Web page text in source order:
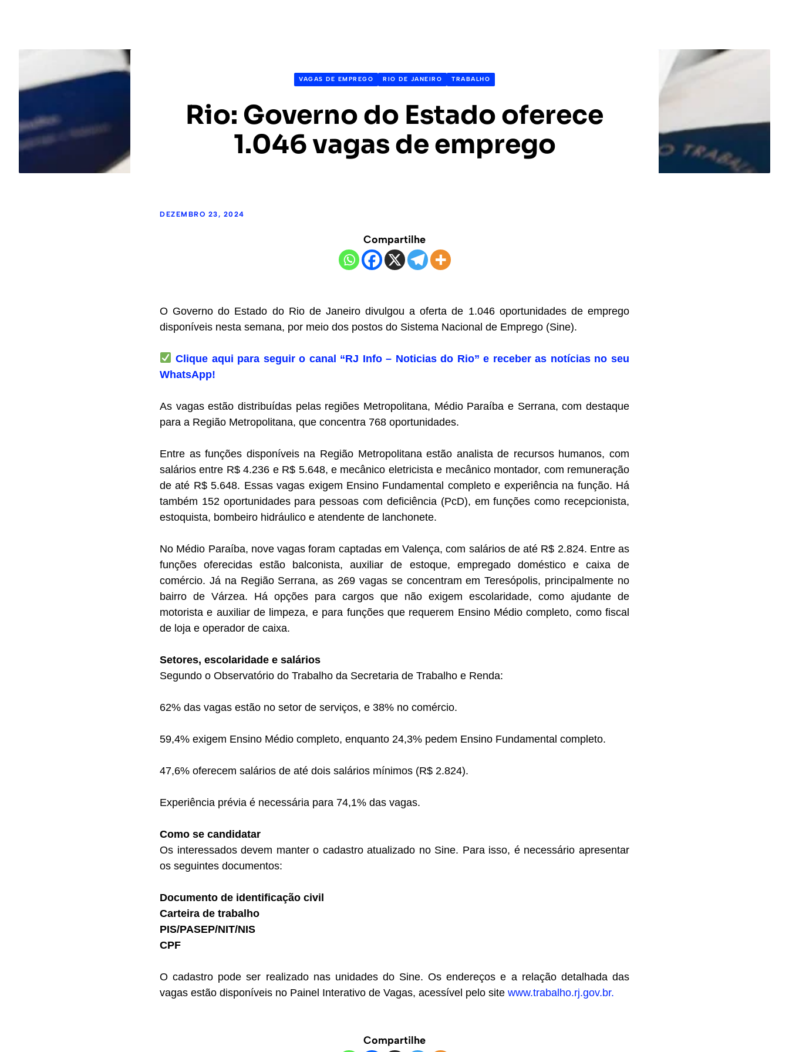
VAGAS DE EMPREGO RIO DE JANEIRO TRABALHO
Rio: Governo do Estado oferece
1.046 vagas de emprego
DEZEMBRO 23, 2024
Compartilhe
O Governo do Estado do Rio de Janeiro divulgou a oferta de 1.046 oportunidades de emprego
disponíveis nesta semana, por meio dos postos do Sistema Nacional de Emprego (Sine).
Clique aqui para seguir o canal “RJ Info – Noticias do Rio” e receber as notícias no seu
WhatsApp!
As vagas estão distribuídas pelas regiões Metropolitana, Médio Paraíba e Serrana, com destaque
para a Região Metropolitana, que concentra 768 oportunidades.
Entre as funções disponíveis na Região Metropolitana estão analista de recursos humanos, com
salários entre R$ 4.236 e R$ 5.648, e mecânico eletricista e mecânico montador, com remuneração
de até R$ 5.648. Essas vagas exigem Ensino Fundamental completo e experiência na função. Há
também 152 oportunidades para pessoas com deficiência (PcD), em funções como recepcionista,
estoquista, bombeiro hidráulico e atendente de lanchonete.
No Médio Paraíba, nove vagas foram captadas em Valença, com salários de até R$ 2.824. Entre as
funções oferecidas estão balconista, auxiliar de estoque, empregado doméstico e caixa de
comércio. Já na Região Serrana, as 269 vagas se concentram em Teresópolis, principalmente no
bairro de Várzea. Há opções para cargos que não exigem escolaridade, como ajudante de
motorista e auxiliar de limpeza, e para funções que requerem Ensino Médio completo, como fiscal
de loja e operador de caixa.
Setores, escolaridade e salários
Segundo o Observatório do Trabalho da Secretaria de Trabalho e Renda:
62% das vagas estão no setor de serviços, e 38% no comércio.
59,4% exigem Ensino Médio completo, enquanto 24,3% pedem Ensino Fundamental completo.
47,6% oferecem salários de até dois salários mínimos (R$ 2.824).
Experiência prévia é necessária para 74,1% das vagas.
Como se candidatar
Os interessados devem manter o cadastro atualizado no Sine. Para isso, é necessário apresentar
os seguintes documentos:
Documento de identificação civil
Carteira de trabalho
PIS/PASEP/NIT/NIS
CPF
O cadastro pode ser realizado nas unidades do Sine. Os endereços e a relação detalhada das
vagas estão disponíveis no Painel Interativo de Vagas, acessível pelo site www.trabalho.rj.gov.br.
Compartilhe